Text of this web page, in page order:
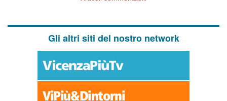
Gli altri siti del nostro network